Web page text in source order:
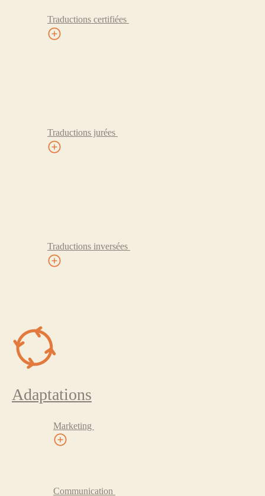
Traductions certifiées
Traductions jurées
Traductions inversées
Adaptations
Marketing
Communication